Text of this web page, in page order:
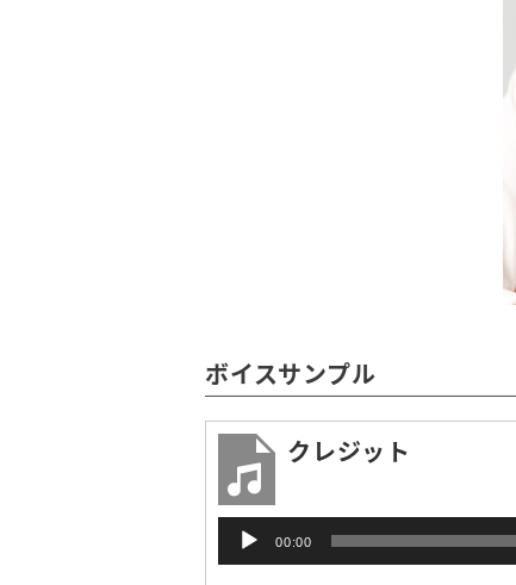
ボイスサンプル
クレジット
00:00